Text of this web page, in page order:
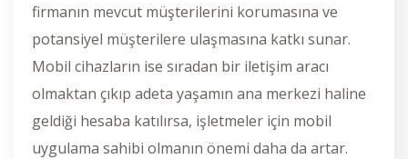
firmanın mevcut müşterilerini korumasına ve
potansiyel müşterilere ulaşmasına katkı sunar.
Mobil cihazların ise sıradan bir iletişim aracı
olmaktan çıkıp adeta yaşamın ana merkezi haline
geldiği hesaba katılırsa, işletmeler için mobil
uygulama sahibi olmanın önemi daha da artar.